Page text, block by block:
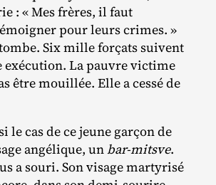
: « Mes frères, il faut
pour leurs crimes. »
Six mille forçats suivent
exécution. La pauvre victime
être mouillée. Elle a cessé de
le cas de ce jeune garçon de
angélique, unbar-mitsve.
a souri. Son visage martyrisé